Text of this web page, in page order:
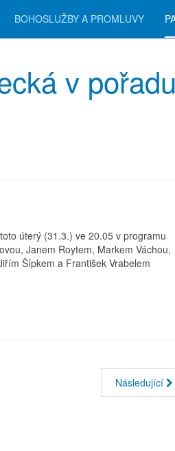
BOHOSLUŽBY A PROMLUVY
v pořadu
úterý (31.3.) ve 20.05 v programu
Janem Roytem, Markem Váchou,
Šípkem a František Vrabelem
Následující